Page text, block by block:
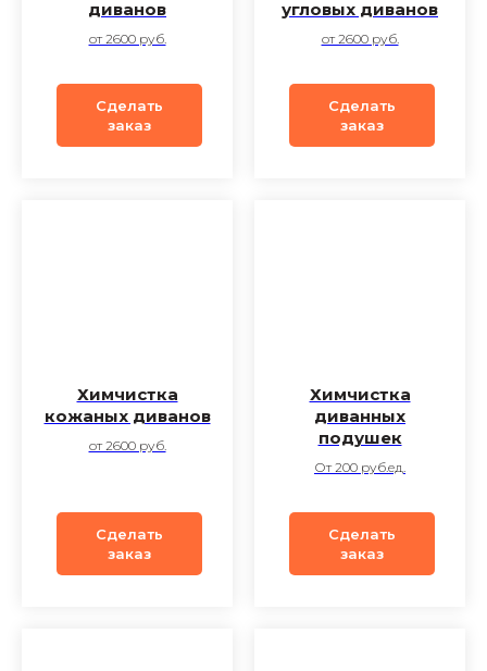
диванов
от 2600 руб.
Сделать
заказ
угловых диванов
от 2600 руб.
Сделать
заказ
Химчистка
кожаных диванов
от 2600 руб.
Сделать
заказ
Химчистка
диванных
подушек
От 200 руб.ед.
Сделать
заказ